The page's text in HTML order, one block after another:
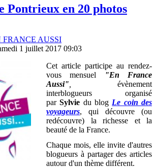
Pontrieux en 20 photos
FRANCE AUSSI
1 juillet 2017 09:03
Cet article participe au rendez-
vous mensuel
"En France
Aussi"
évènement
interblogueurs organisé
parSylvie du blog Le coin des
voyageurs, qui découvre (ou
redécouvre) la richesse et la
beauté de la France.
Chaque mois, elle invite d'autres
blogueurs à partager des articles
autour d'un thème différent.